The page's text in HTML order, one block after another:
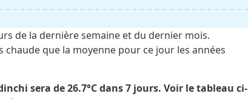
de la dernière semaine et du dernier mois.
que la moyenne pour ce jour les années
sera de 26.7°C dans 7 jours. Voir le tableau ci-